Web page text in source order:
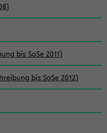
bis SoSe 2011)
bis SoSe 2012)